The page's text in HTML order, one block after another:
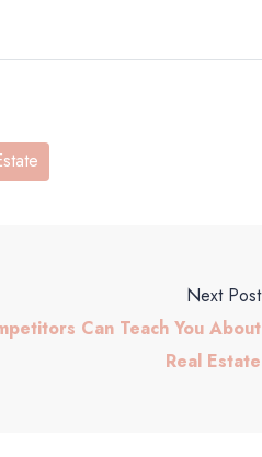
Next Post
Can Teach You About
Real Estate